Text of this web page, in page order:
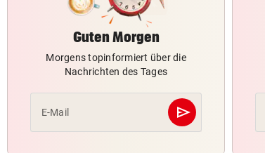
Guten Morgen
Morgens topinformiert über die
Nachrichten des Tages
E-Mail send
Abschicken